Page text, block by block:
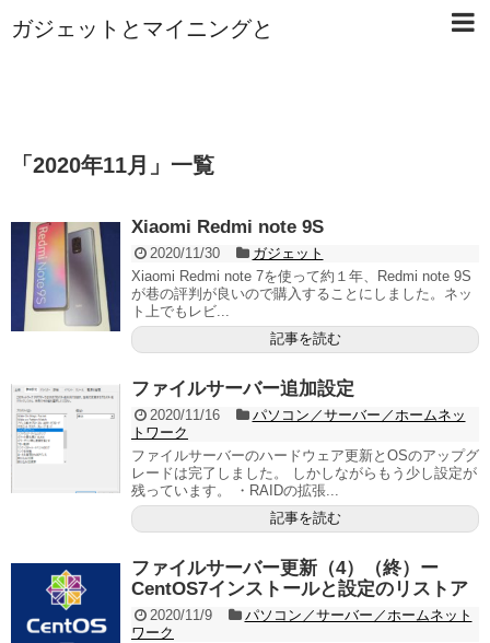
ガジェットとマイニングと
「 2020年11月 」 一覧
Xiaomi Redmi note 9S
2020/11/30
ガジェット
Xiaomi Redmi note 7を使って約１年、Redmi note 9S
が巷の評判が良いので購入することにしました。ネッ
ト上でもレビ...
記事を読む
ファイルサーバー追加設定
2020/11/16
パソコン／サーバー／ホームネッ
トワーク
ファイルサーバーのハードウェア更新とOSのアップグ
レードは完了しました。 しかしながらもう少し設定が
残っています。 ・RAIDの拡張...
記事を読む
ファイルサーバー更新（4）（終）ー
CentOS7インストールと設定のリストア
2020/11/9
パソコン／サーバー／ホームネット
ワーク